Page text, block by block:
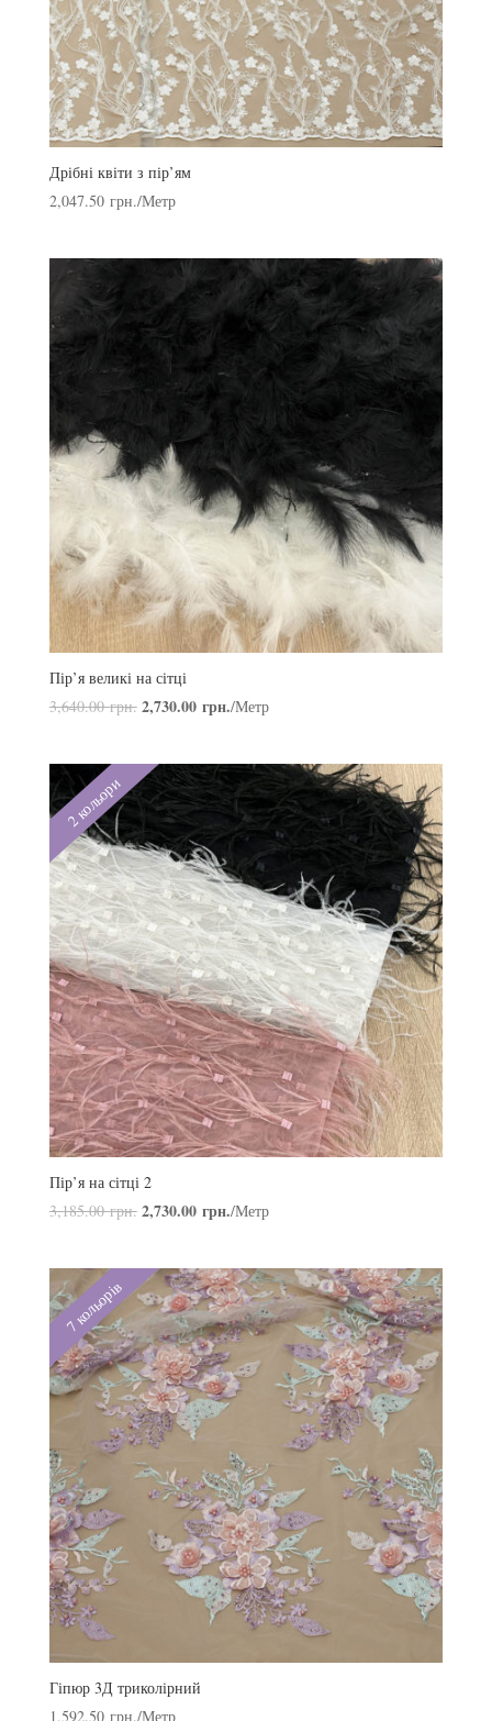
Дрібні квіти з пір’ям
2,047.50 грн./Метр
Пір’я великі на сітці
3,640.00грн. 2,730.00 грн./Метр
2 кольори
Пір’я на сітці 2
3,185.00грн. 2,730.00 грн./Метр
7 кольорів
Гіпюр 3Д триколірний
1,592.50 грн./Метр